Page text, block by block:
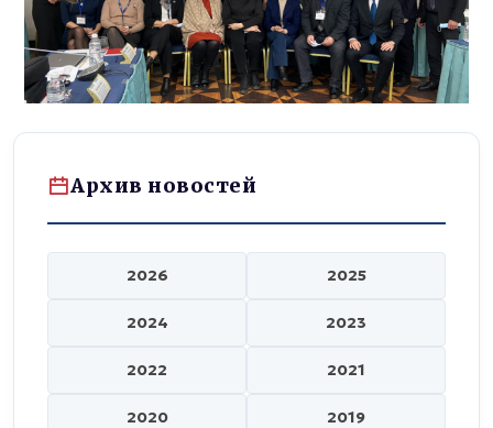
Архив новостей
2026 2025
2024 2023
2022 2021
2020 2019